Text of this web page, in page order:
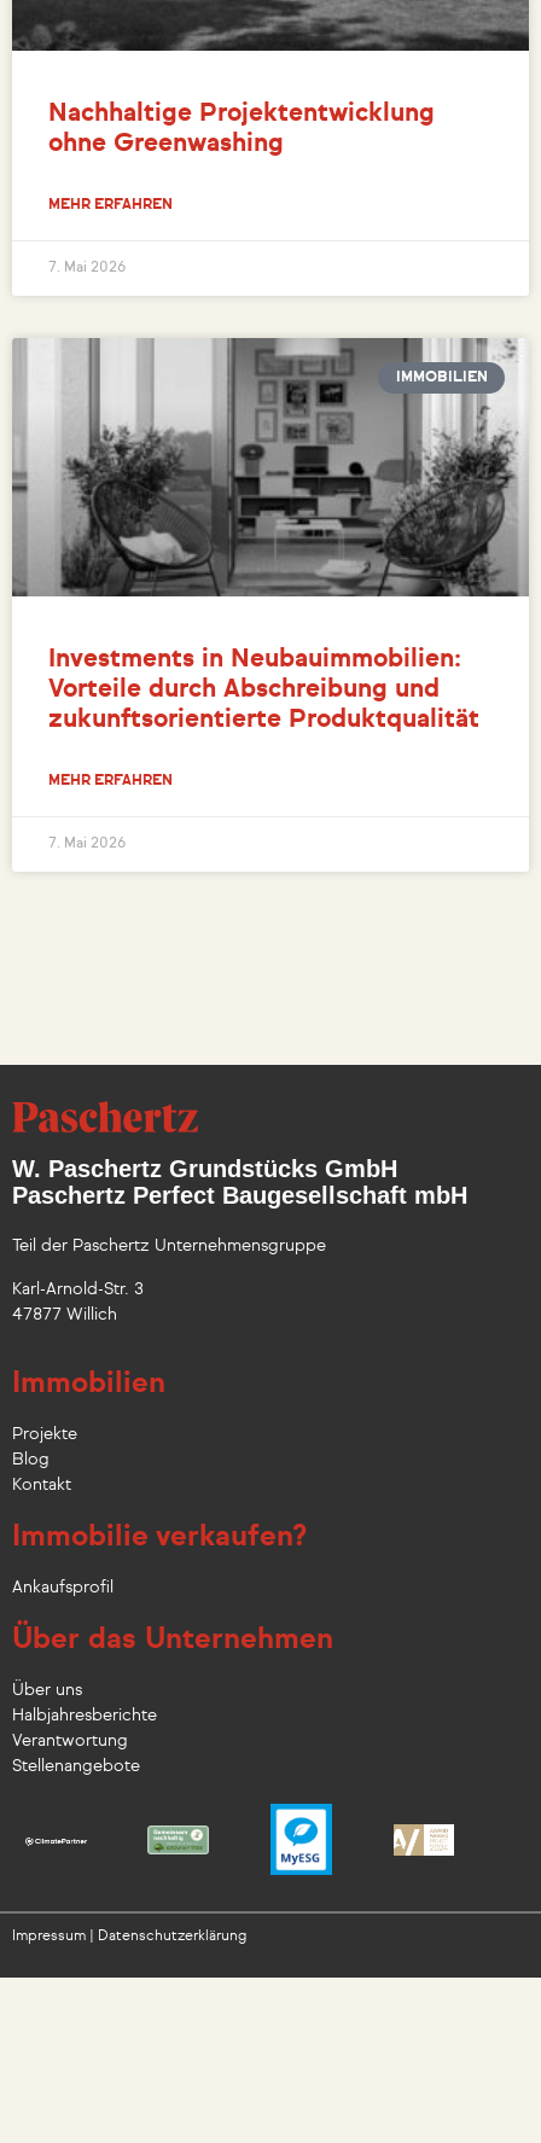
Nachhaltige Projektentwicklung
ohne Greenwashing
MEHR ERFAHREN
7. Mai 2026
IMMOBILIEN
Investments in Neubauimmobilien:
Vorteile durch Abschreibung und
zukunftsorientierte Produktqualität
MEHR ERFAHREN
7. Mai 2026
W. Paschertz Grundstücks GmbH
Paschertz Perfect Baugesellschaft mbH
Teil der Paschertz Unternehmensgruppe
Karl-Arnold-Str. 3
47877 Willich
Immobilien
Projekte
Blog
Kontakt
Immobilie verkaufen?
Ankaufsprofil
Über das Unternehmen
Über uns
Halbjahresberichte
Verantwortung
Stellenangebote
Impressum Datenschutzerklärung